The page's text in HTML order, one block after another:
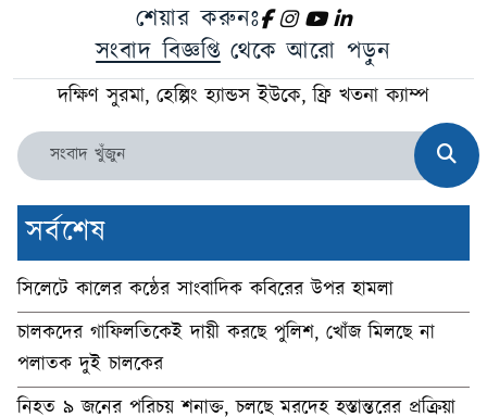
শেয়ার করুনঃ
সংবাদ বিজ্ঞপ্তি থেকে আরো পড়ুন
দক্ষিণ সুরমা, হেল্পিং হ্যান্ডস ইউকে, ফ্রি খতনা ক্যাম্প
সর্বশেষ
সিলেটে কালের কন্ঠের সাংবাদিক কবিরের উপর হামলা
চালকদের গাফিলতিকেই দায়ী করছে পুলিশ, খোঁজ মিলছে না
পলাতক দুই চালকের
নিহত ৯ জনের পরিচয় শনাক্ত, চলছে মরদেহ হস্তান্তরের প্রক্রিয়া